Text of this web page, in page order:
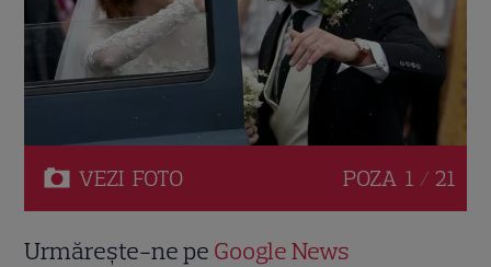
VEZI FOTO POZA 1 / 21
Urmărește-ne pe Google News